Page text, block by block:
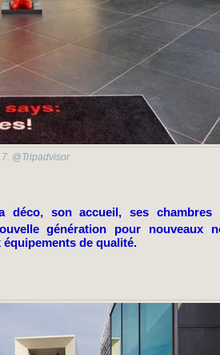
@Tripadvisor
déco, son accueil, ses
génération pour nouveaux
de qualité.